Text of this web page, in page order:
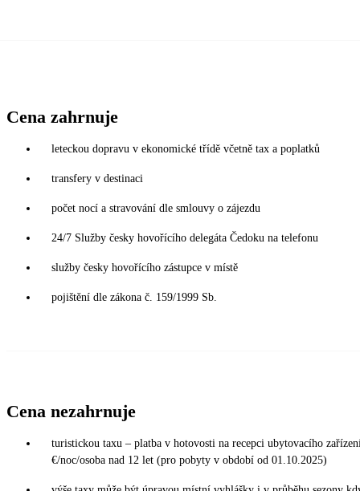
Cena zahrnuje
leteckou dopravu v ekonomické třídě včetně tax a poplatků
transfery v destinaci
počet nocí a stravování dle smlouvy o zájezdu
24/7 Služby česky hovořícího delegáta Čedoku na telefonu
služby česky hovořícího zástupce v místě
pojištění dle zákona č. 159/1999 Sb.
Cena nezahrnuje
turistickou taxu – platba v hotovosti na recepci ubytovacího
€/noc/osoba nad 12 let (pro pobyty v období od 01.10.2025)